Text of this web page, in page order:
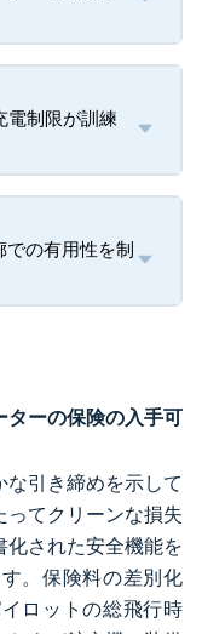
電制限が訓練
での有用性を制
ターの保険の入手可
な引き締めを示して
ってクリーンな損失
された安全機能を
。保険料の差別化
ロットの総飛行時